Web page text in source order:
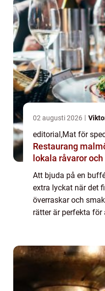
02 augusti 2026
editorial,Mat för
Restaurang malmö italienska
lokala råvaror
Att bjuda på en
extra lyckat när det
överraskar och
rätter är perfekta för